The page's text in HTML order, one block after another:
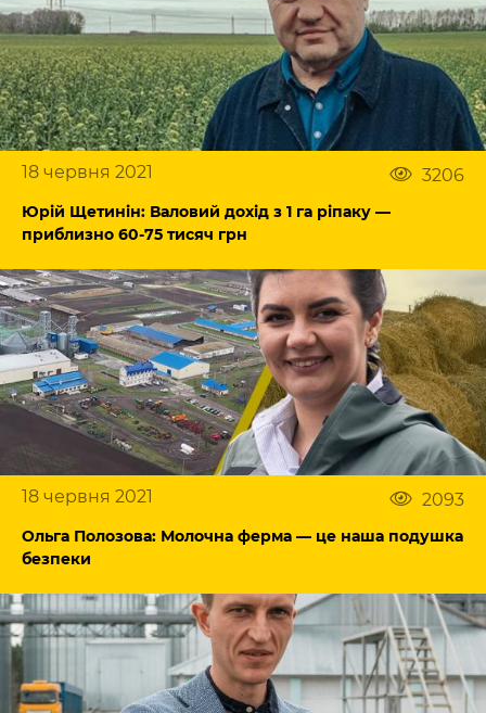
18 червня 2021 3206
Юрій Щетинін: Валовий дохід з 1 га ріпаку —
приблизно 60-75 тисяч грн
18 червня 2021 2093
Ольга Полозова: Молочна ферма — це наша подушка
безпеки